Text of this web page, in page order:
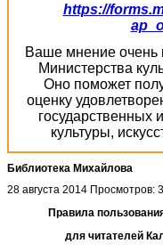
https://
Ваше мнение очень
Министерства
Оно поможет
оценку
государственных
культуры,
Библиотека Михайлова
28 августа 2014 Просмотров:
Правила
для читателей